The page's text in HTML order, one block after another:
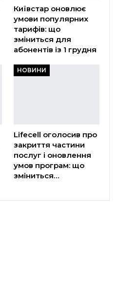
Київстар оновлює
умови популярних
тарифів: що
зміниться для
абонентів із 1 грудня
НОВИНИ
Lifecell оголосив про
закриття частини
послуг і оновлення
умов програм: що
зміниться…